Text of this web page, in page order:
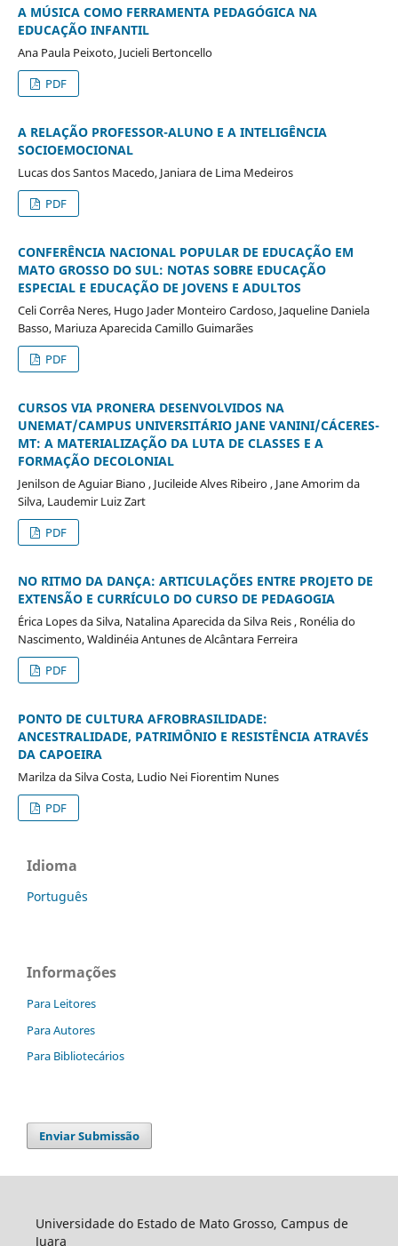
A MÚSICA COMO FERRAMENTA PEDAGÓGICA NA
EDUCAÇÃO INFANTIL
Ana Paula Peixoto, Jucieli Bertoncello
PDF
A RELAÇÃO PROFESSOR-ALUNO E A INTELIGÊNCIA
SOCIOEMOCIONAL
Lucas dos Santos Macedo, Janiara de Lima Medeiros
PDF
CONFERÊNCIA NACIONAL POPULAR DE EDUCAÇÃO EM
MATO GROSSO DO SUL: NOTAS SOBRE EDUCAÇÃO
ESPECIAL E EDUCAÇÃO DE JOVENS E ADULTOS
Celi Corrêa Neres, Hugo Jader Monteiro Cardoso, Jaqueline Daniela
Basso, Mariuza Aparecida Camillo Guimarães
PDF
CURSOS VIA PRONERA DESENVOLVIDOS NA
UNEMAT/CAMPUS UNIVERSITÁRIO JANE VANINI/CÁCERES-
MT: A MATERIALIZAÇÃO DA LUTA DE CLASSES E A
FORMAÇÃO DECOLONIAL
Jenilson de Aguiar Biano , Jucileide Alves Ribeiro , Jane Amorim da
Silva, Laudemir Luiz Zart
PDF
NO RITMO DA DANÇA: ARTICULAÇÕES ENTRE PROJETO DE
EXTENSÃO E CURRÍCULO DO CURSO DE PEDAGOGIA
Érica Lopes da Silva, Natalina Aparecida da Silva Reis , Ronélia do
Nascimento, Waldinéia Antunes de Alcântara Ferreira
PDF
PONTO DE CULTURA AFROBRASILIDADE:
ANCESTRALIDADE, PATRIMÔNIO E RESISTÊNCIA ATRAVÉS
DA CAPOEIRA
Marilza da Silva Costa, Ludio Nei Fiorentim Nunes
PDF
Idioma
Português
Informações
Para Leitores
Para Autores
Para Bibliotecários
Enviar Submissão
Universidade do Estado de Mato Grosso, Campus de
Juara